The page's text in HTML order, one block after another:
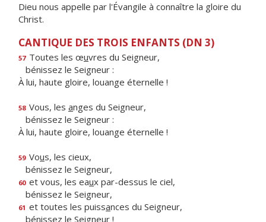
Dieu nous appelle par l'Évangile à connaître la gloire du
Christ.
CANTIQUE DES TROIS ENFANTS (DN 3)
57 Toutes les œuvres du Seigneur,
bénissez le Seigneur :
À lui, haute gloire, louange éternelle !
58 Vous, les anges du Seigneur,
bénissez le Seigneur :
À lui, haute gloire, louange éternelle !
59 Vous, les cieux,
bénissez le Seigneur,
60 et vous, les eaux par-dessus le ciel,
bénissez le Seigneur,
61 et toutes les puissances du Seigneur,
bénissez le Seigneur !